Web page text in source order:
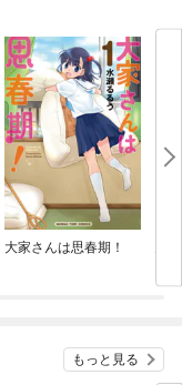
大家さんは思春期！
もっと見る